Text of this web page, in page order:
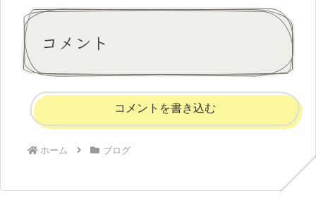
コメント
コメントを書き込む
ホーム ブログ